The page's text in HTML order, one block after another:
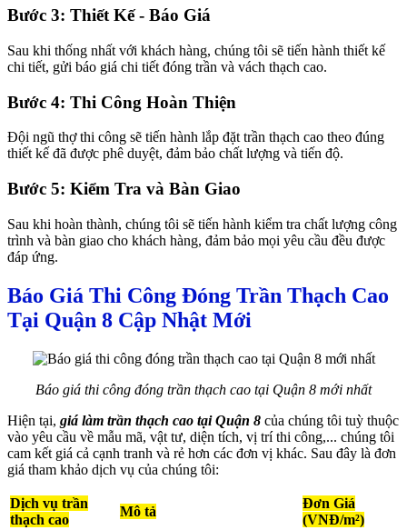
Bước 3: Thiết Kế - Báo Giá
Sau khi thống nhất với khách hàng, chúng tôi sẽ tiến hành thiết kế
chi tiết, gửi báo giá chi tiết đóng trần và vách thạch cao.
Bước 4: Thi Công Hoàn Thiện
Đội ngũ thợ thi công sẽ tiến hành lắp đặt trần thạch cao theo đúng
thiết kế đã được phê duyệt, đảm bảo chất lượng và tiến độ.
Bước 5: Kiểm Tra và Bàn Giao
Sau khi hoàn thành, chúng tôi sẽ tiến hành kiểm tra chất lượng công
trình và bàn giao cho khách hàng, đảm bảo mọi yêu cầu đều được
đáp ứng.
Báo Giá Thi Công Đóng Trần Thạch Cao
Tại Quận 8 Cập Nhật Mới
Báo giá thi công đóng trần thạch cao tại Quận 8 mới nhất
Hiện tại, giá làm trần thạch cao tại Quận 8 của chúng tôi tuỳ thuộc
vào yêu cầu về mẫu mã, vật tư, diện tích, vị trí thi công,... chúng tôi
cam kết giá cả cạnh tranh và rẻ hơn các đơn vị khác. Sau đây là đơn
giá tham khảo dịch vụ của chúng tôi:
Dịch vụ trần
thạch cao
Mô tả
Đơn Giá
(VNĐ/m²)